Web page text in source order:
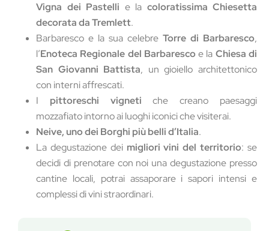
Vigna dei Pastelli e la coloratissima Chiesetta
decorata da Tremlett.
Barbaresco e la sua celebre Torre di Barbaresco,
l’Enoteca Regionale del Barbaresco e la Chiesa di
San Giovanni Battista, un gioiello architettonico
con interni affrescati.
I pittoreschi vigneti che creano paesaggi
mozzafiato intorno ai luoghi iconici che visiterai.
Neive, uno dei Borghi più belli d’Italia.
La degustazione dei migliori vini del territorio: se
decidi di prenotare con noi una degustazione presso
cantine locali, potrai assaporare i sapori intensi e
complessi di vini straordinari.